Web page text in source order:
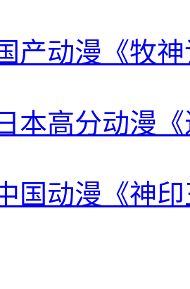
产动漫《牧
本高分动漫
国动漫《神